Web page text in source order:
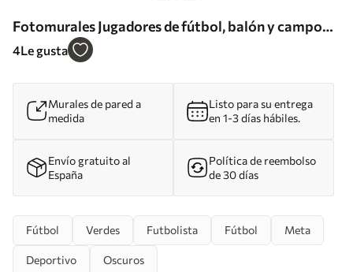
Fotomurales Jugadores de fútbol, balón y campo
Nr. w03121
4Le gusta
Murales de pared a
medida
Listo para su entrega
en 1-3 días hábiles.
Envío gratuito al
España
Política de reembolso
de 30 días
Fútbol Verdes Futbolista Fútbol Meta
Deportivo Oscuros